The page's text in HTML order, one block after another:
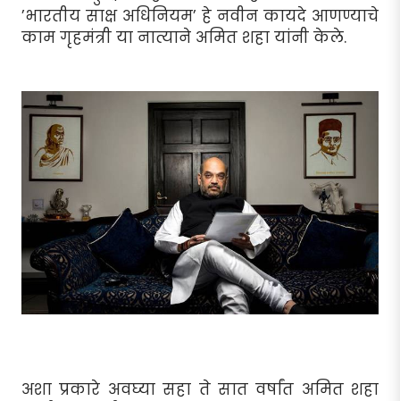
’भारतीय साक्ष अधिनियम’ हे नवीन कायदे आणण्याचे
काम गृहमंत्री या नात्याने अमित शहा यांनी केले.
अशा प्रकारे अवघ्या सहा ते सात वर्षांत अमित शहा